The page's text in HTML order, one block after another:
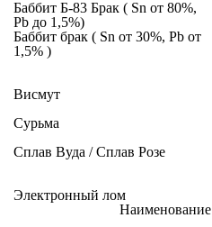
Баббит Б-83 Брак ( Sn от 80%,
Pb до 1,5%)
Баббит брак ( Sn от 30%, Pb от
1,5% )
Висмут
Сурьма
Сплав Вуда / Сплав Розе
Электронный лом
Наименование